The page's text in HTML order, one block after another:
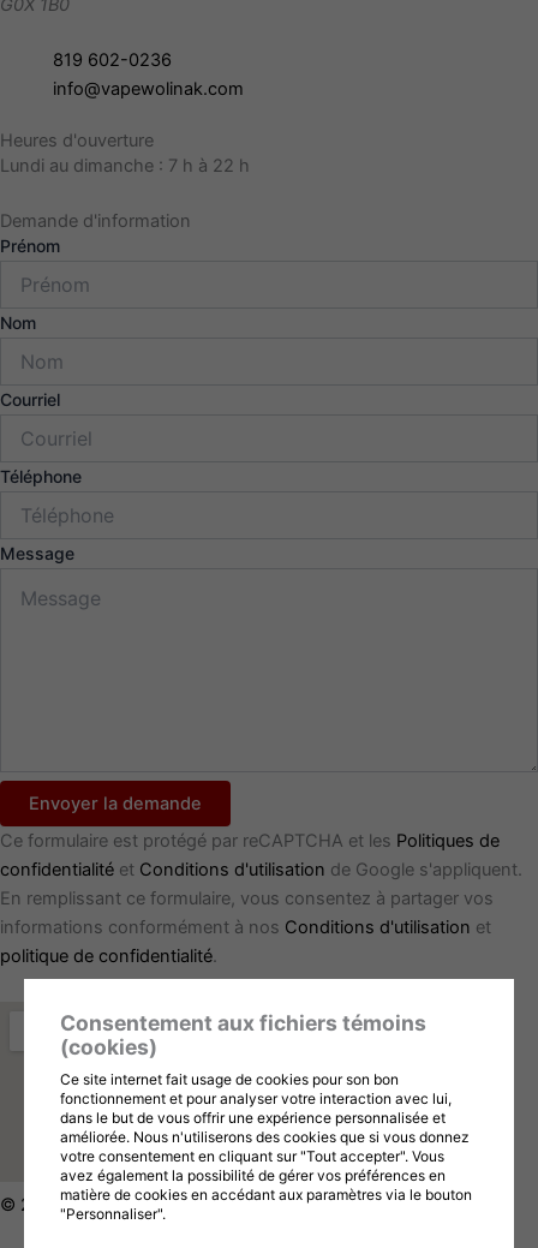
G0X 1B0
819 602-0236
info@vapewolinak.com
Heures d'ouverture
Lundi au dimanche : 7 h à 22 h
Demande d'information
Prénom
Nom
Courriel
Téléphone
Message
Envoyer la demande
Ce formulaire est protégé par reCAPTCHA et les Politiques de
confidentialité et Conditions d'utilisation de Google s'appliquent.
En remplissant ce formulaire, vous consentez à partager vos
informations conformément à nos Conditions d'utilisation et
politique de confidentialité.
© 2026 Vape Wôlinak, Tous droits réservés
Consentement aux fichiers témoins
(cookies)
Ce site internet fait usage de cookies pour son bon
fonctionnement et pour analyser votre interaction avec lui,
dans le but de vous offrir une expérience personnalisée et
améliorée. Nous n'utiliserons des cookies que si vous donnez
votre consentement en cliquant sur "Tout accepter". Vous
avez également la possibilité de gérer vos préférences en
matière de cookies en accédant aux paramètres via le bouton
"Personnaliser".